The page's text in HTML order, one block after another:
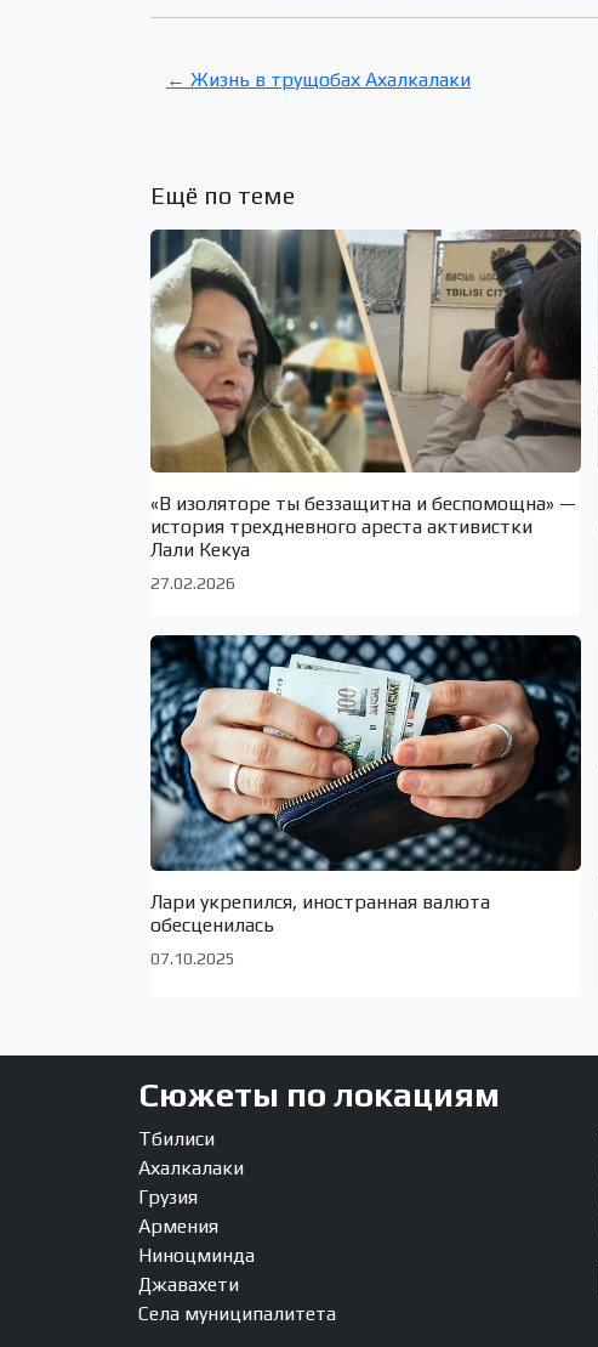
← Жизнь в трущобах Ахалкалаки
Ещё по теме
«В изоляторе ты беззащитна и беспомощна» —
история трехдневного ареста активистки
Лали Кекуа
27.02.2026
Лари укрепился, иностранная валюта
обесценилась
07.10.2025
Сюжеты по локациям
Тбилиси
Ахалкалаки
Грузия
Армения
Ниноцминда
Джавахети
Села муниципалитета